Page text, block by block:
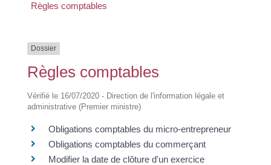
Règles comptables
Dossier
Règles comptables
Vérifié le 16/07/2020 - Direction de l'information légale et
administrative (Premier ministre)
Obligations comptables du micro-entrepreneur
Obligations comptables du commerçant
Modifier la date de clôture d'un exercice